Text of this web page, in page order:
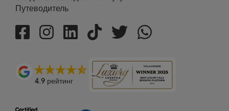
Путеводитель
4.9 рейтинг